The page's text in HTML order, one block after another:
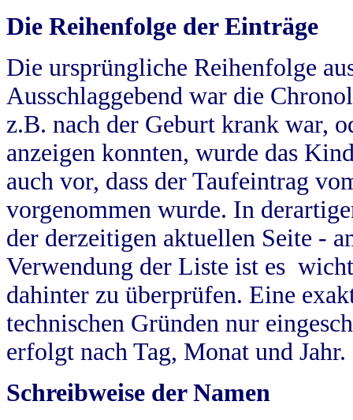
Die Reihenfolge der Einträge
Die ursprüngliche Reihenfolge
Ausschlaggebend war die
z.B. nach der Geburt krank war,
anzeigen konnten, wurde das
auch vor, dass der Taufeintrag
vorgenommen wurde. In
der derzeitigen aktuellen Seite -
Verwendung der Liste ist es
dahinter zu überprüfen. Eine
technischen Gründen nur
erfolgt nach Tag, Monat und Jahr.
Schreibweise der Namen